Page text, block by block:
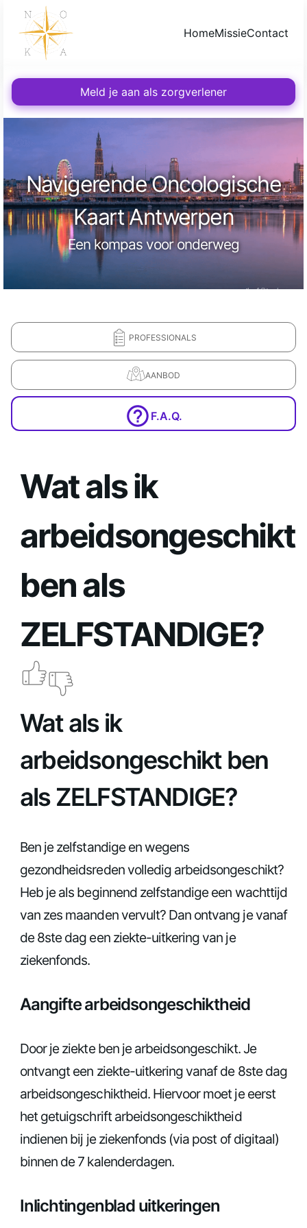
HomeMissieContact
Meld je aan als zorgverlener
Navigerende Oncologische
Kaart Antwerpen
Een kompas voor onderweg
Joël Verheyen
PROFESSIONALS
AANBOD
F.A.Q.
Wat als ik
arbeidsongeschikt
ben als
ZELFSTANDIGE?
Wat als ik
arbeidsongeschikt ben
als ZELFSTANDIGE?
Ben je zelfstandige en wegens
gezondheidsreden volledig arbeidsongeschikt?
Heb je als beginnend zelfstandige een wachttijd
van zes maanden vervult? Dan ontvang je vanaf
de 8ste dag een ziekte-uitkering van je
ziekenfonds.
Aangifte arbeidsongeschiktheid
Door je ziekte ben je arbeidsongeschikt. Je
ontvangt een ziekte-uitkering vanaf de 8ste dag
arbeidsongeschiktheid. Hiervoor moet je eerst
het getuigschrift arbeidsongeschiktheid
indienen bij je ziekenfonds (via post of digitaal)
binnen de 7 kalenderdagen.
Inlichtingenblad uitkeringen